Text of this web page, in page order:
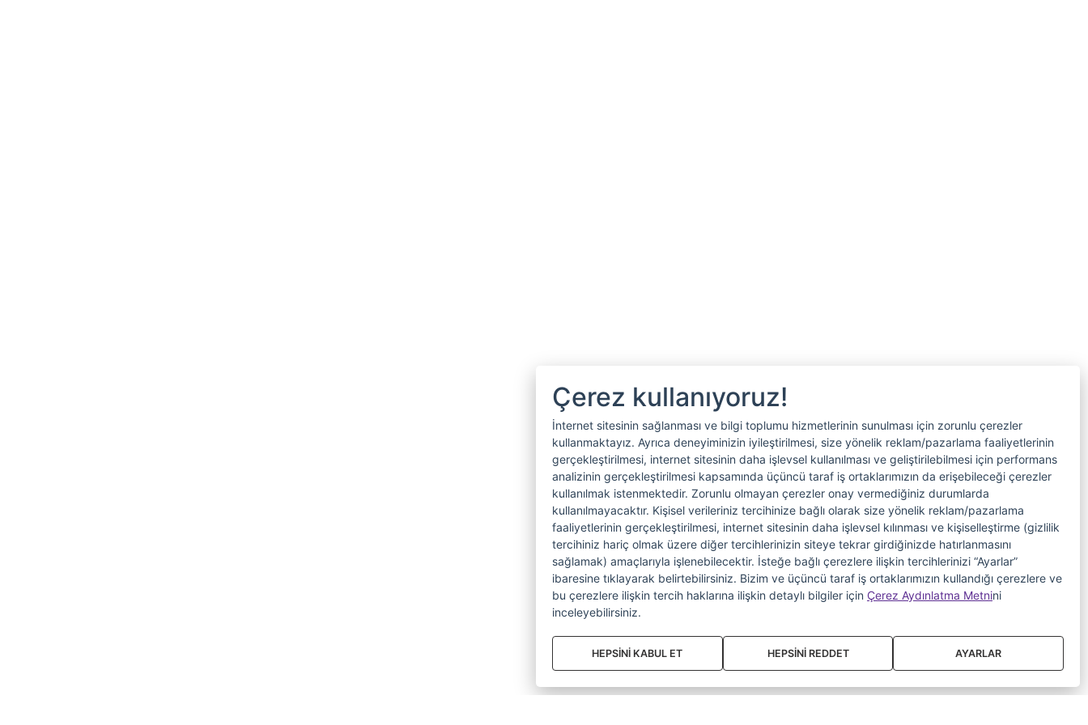
Çerez kullanıyoruz!
İnternet sitesinin sağlanması ve bilgi toplumu hizmetlerinin sunulması için zorunlu çerezler
kullanmaktayız. Ayrıca deneyiminizin iyileştirilmesi, size yönelik reklam/pazarlama faaliyetlerinin
gerçekleştirilmesi, internet sitesinin daha işlevsel kullanılması ve geliştirilebilmesi için performans
analizinin gerçekleştirilmesi kapsamında üçüncü taraf iş ortaklarımızın da erişebileceği çerezler
kullanılmak istenmektedir. Zorunlu olmayan çerezler onay vermediğiniz durumlarda
kullanılmayacaktır. Kişisel verileriniz tercihinize bağlı olarak size yönelik reklam/pazarlama
faaliyetlerinin gerçekleştirilmesi, internet sitesinin daha işlevsel kılınması ve kişiselleştirme (gizlilik
tercihiniz hariç olmak üzere diğer tercihlerinizin siteye tekrar girdiğinizde hatırlanmasını
sağlamak) amaçlarıyla işlenebilecektir. İsteğe bağlı çerezlere ilişkin tercihlerinizi “Ayarlar”
ibaresine tıklayarak belirtebilirsiniz. Bizim ve üçüncü taraf iş ortaklarımızın kullandığı çerezlere ve
bu çerezlere ilişkin tercih haklarına ilişkin detaylı bilgiler için Çerez Aydınlatma Metnini
inceleyebilirsiniz.
HEPSİNİ KABUL ET HEPSİNİ REDDET AYARLAR